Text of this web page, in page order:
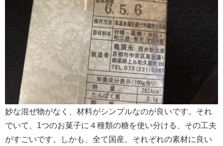
妙な混ぜ物がなく、材料がシンプルなのが良いです。それ
でいて、1つのお菓子に４種類の糖を使い分ける、その工夫
がすごいです。しかも、全て国産。それぞれの素材に良い